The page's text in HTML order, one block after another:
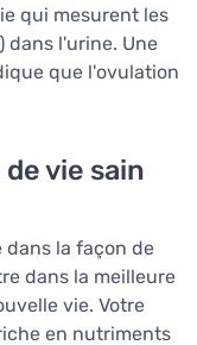
qui mesurent les
dans l'urine. Une
que l'ovulation
vie sain
dans la façon de
dans la meilleure
vie. Votre
en nutriments